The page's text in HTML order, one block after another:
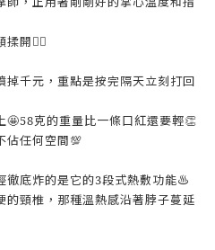
開💆‍♂️
掉千元，重點是按完隔天立刻打回
🤩58克的重量比一條口紅還要輕👏
佔任何空間💯
徹底炸的是它的3段式熱敷功能♨️
的頸椎，那種溫熱感沿著脖子蔓延